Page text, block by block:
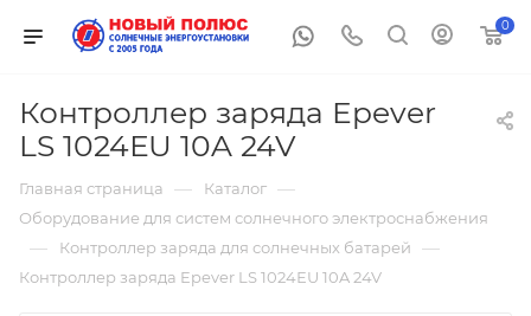
0
Контроллер заряда Epever
LS 1024ЕU 10A 24V
Главная страница — Каталог —
Оборудование для систем солнечного электроснабжения
— Контроллер заряда для солнечных батарей —
Контроллер заряда Epever LS 1024ЕU 10A 24V